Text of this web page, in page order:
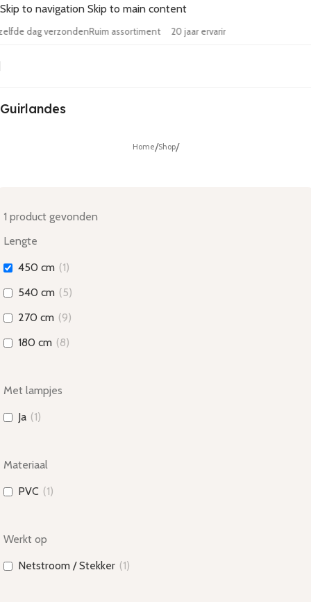
Skip to navigation Skip to main content
zelfde dag verzondenRuim assortiment 20 jaar ervaring
Guirlandes
Home/Shop/
1 product gevonden
Lengte
450 cm (1)
540 cm (5)
270 cm (9)
180 cm (8)
Met lampjes
Ja (1)
Materiaal
PVC (1)
Werkt op
Netstroom / Stekker (1)